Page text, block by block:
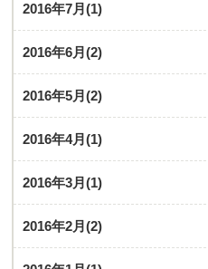
2016年7月(1)
2016年6月(2)
2016年5月(2)
2016年4月(1)
2016年3月(1)
2016年2月(2)